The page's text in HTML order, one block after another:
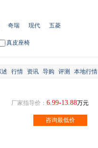
奇瑞 现代 五菱
真皮座椅
述 行情 资讯 导购 评测 本地行情
厂家指导价： 6.99-13.88万元
咨询最低价